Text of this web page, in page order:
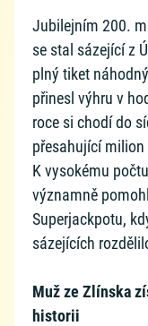
Jubilejním 200.
se stal sázející z
plný tiket
přinesl výhru v
roce si chodí do
přesahující milion
K vysokému
významně
Superjackpotu,
sázejících
Muž ze Zlínska
historii